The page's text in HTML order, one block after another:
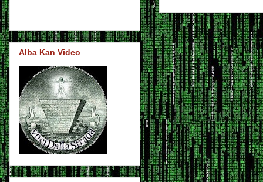
Alba Kan Video